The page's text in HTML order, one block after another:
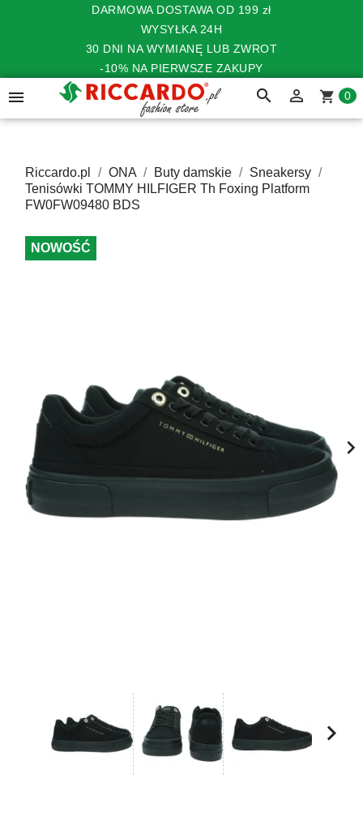
DARMOWA DOSTAWA OD 199 zł
WYSYŁKA 24H
30 DNI NA WYMIANĘ LUB ZWROT
-10% NA PIERWSZE ZAKUPY
 search  shopping_cart 0
Riccardo.pl ONA Buty damskie
Sneakersy
Tenisówki TOMMY HILFIGER Th Foxing Platform
FW0FW09480 BDS
NOWOŚĆ
